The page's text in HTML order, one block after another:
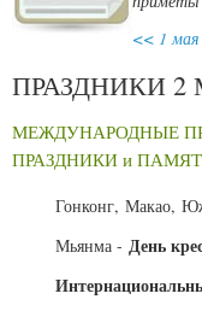
<< 1 мая
ПРАЗДНИКИ 2
МЕЖДУНАРОДНЫЕ
ПРАЗДНИКИ и
Гонконг, Макао,
Мьянма - День